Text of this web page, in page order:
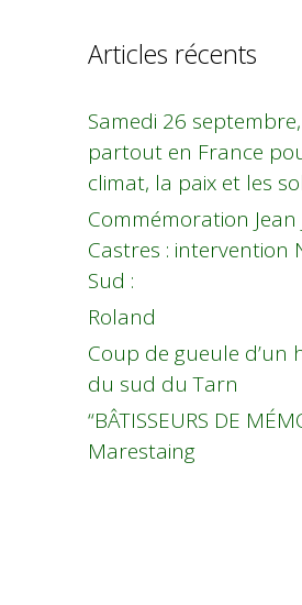
Articles récents
Samedi 26
partout en France
climat, la paix et les
Commémoration Jean
Castres : intervention
Sud :
Roland
Coup de gueule d’un
du sud du Tarn
“BÂTISSEURS DE
Marestaing